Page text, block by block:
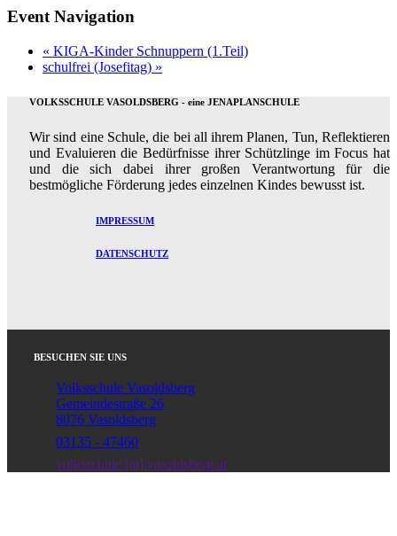
Event Navigation
« KIGA-Kinder Schnuppern (1.Teil)
schulfrei (Josefitag) »
VOLKSSCHULE VASOLDSBERG - eine JENAPLANSCHULE
Wir sind eine Schule, die bei all ihrem Planen, Tun, Reflektieren
und Evaluieren die Bedürfnisse ihrer Schützlinge im Focus hat
und die sich dabei ihrer großen Verantwortung für die
bestmögliche Förderung jedes einzelnen Kindes bewusst ist.
IMPRESSUM
DATENSCHUTZ
BESUCHEN SIE UNS
Volksschule Vasoldsberg
Gemeindestraße 26
8076 Vasoldsberg
03135 - 47460
volksschule [at] vasoldsberg.at